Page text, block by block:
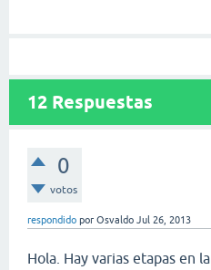
12 Respuestas
0
votos
respondido por Osvaldo Jul 26, 2013
Hola. Hay varias etapas en